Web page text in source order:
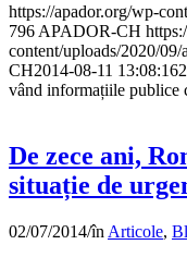
https://apador.org/wp-
796 APADOR-CH
content/uploads/2020/
CH2014-08-11 13:08:16
vând informațiile publice
De zece ani,
situație de
02/07/2014/în Articole,